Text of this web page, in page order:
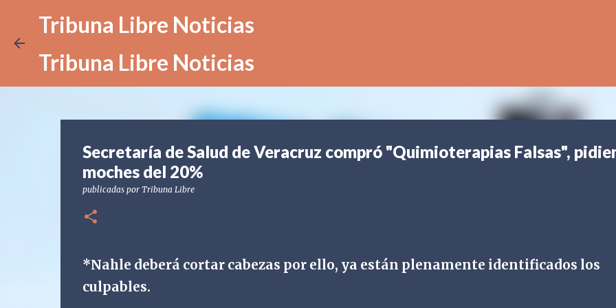
Tribuna Libre Noticias
Tribuna Libre Noticias
Secretaría de Salud de Veracruz compró "Quimioterapias Falsas",
moches del 20%
publicadas por Tribuna Libre
*Nahle deberá cortar cabezas por ello, ya están plenamente identificados los
culpables.